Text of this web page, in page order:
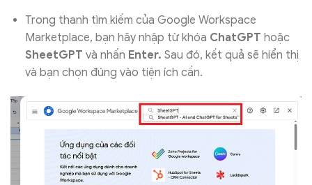
Trong thanh tìm kiếm của Google Workspace
Marketplace, bạn hãy nhập từ khóa ChatGPT hoặc
SheetGPT và nhấn Enter. Sau đó, kết quả sẽ hiển thị
và bạn chọn đúng vào tiện ích cần.